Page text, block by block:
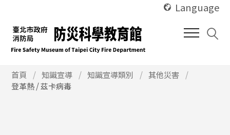
快
捷
Alt
+
Language
使
用
首頁 知識宣導 知識宣導類別
其他災害
登革熱 / 茲卡病毒